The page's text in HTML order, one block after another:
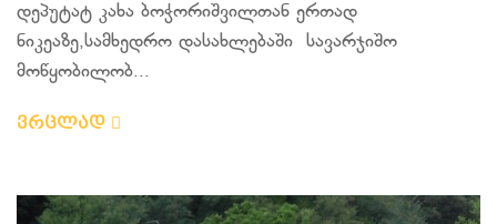
დეპუტატ კახა ბოჭორიშვილთან ერთად
ნიკეაზე,სამხედრო დასახლებაში სავარჯიშო
მოწყობილობ...
ვრცლად